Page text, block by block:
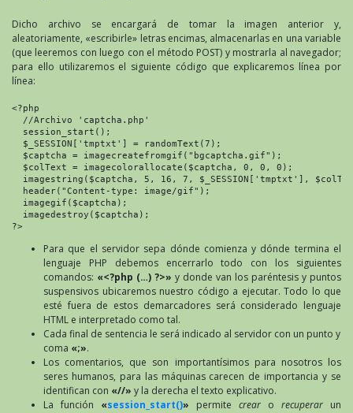
Dicho archivo se encargará de tomar la imagen anterior y,
aleatoriamente, «escribirle» letras encimas, almacenarlas en una variable
(que leeremos con luego con el método POST) y mostrarla al navegador;
para ello utilizaremos el siguiente código que explicaremos línea por
línea:
<?php
  //Archivo 'captcha.php'
  session_start();
  $_SESSION['tmptxt'] = randomText(7);
  $captcha = imagecreatefromgif("bgcaptcha.gif");
  $colText = imagecolorallocate($captcha, 0, 0, 0);
imagestring($captcha, 5, 16, 7, $_SESSION['tmptxt'],
  header("Content-type: image/gif");
  imagegif($captcha);
  imagedestroy($captcha);
?>
Para que el servidor sepa dónde comienza y dónde termina el
lenguaje PHP debemos encerrarlo todo con los siguientes
comandos: «<?php (…) ?>» y donde van los paréntesis y puntos
suspensivos ubicaremos nuestro código a ejecutar. Todo lo que
esté fuera de estos demarcadores será considerado lenguaje
HTML e interpretado como tal.
Cada final de sentencia le será indicado al servidor con un punto y
coma «;».
Los comentarios, que son importantísimos para nosotros los
seres humanos, para las máquinas carecen de importancia y se
identifican con «//» y la derecha el texto explicativo.
La función «session_start()» permite crear o recuperar un